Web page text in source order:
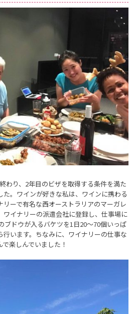
わり、2年目のビザを取得する条件を満た
。ワインが好きな私は、ワインに携わる
ーで有名な西オーストラリアのマーガレ
ワイナリーの派遣会社に登録し、仕事場に
ブドウが入るバケツを1日20～70個いっぱ
行います。ちなみに、ワイナリーの仕事な
楽しんでいました！